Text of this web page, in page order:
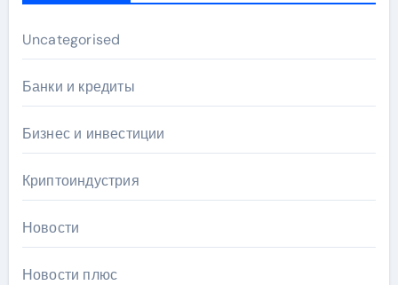
Uncategorised
Банки и кредиты
Бизнес и инвестиции
Криптоиндустрия
Новости
Новости плюс